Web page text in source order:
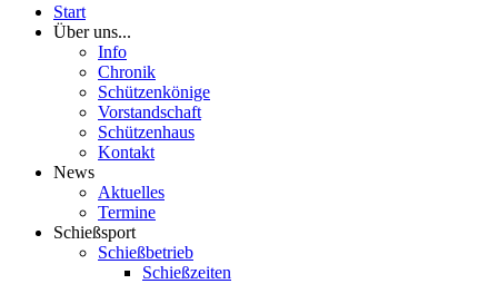
Start
Über uns...
Info
Chronik
Schützenkönige
Vorstandschaft
Schützenhaus
Kontakt
News
Aktuelles
Termine
Schießsport
Schießbetrieb
Schießzeiten